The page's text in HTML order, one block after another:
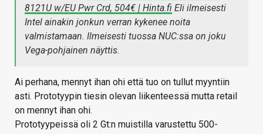
8121U w/EU Pwr Crd, 504€ | Hinta.fi Eli ilmeisesti
Intel ainakin jonkun verran kykenee noita
valmistamaan. Ilmeisesti tuossa NUC:ssa on joku
Vega-pohjainen näyttis.
Ai perhana, mennyt ihan ohi että tuo on tullut myyntiin
asti. Prototyypin tiesin olevan liikenteessä mutta retail
on mennyt ihan ohi.
Prototyypeissä oli 2 Gt:n muistilla varustettu 500-